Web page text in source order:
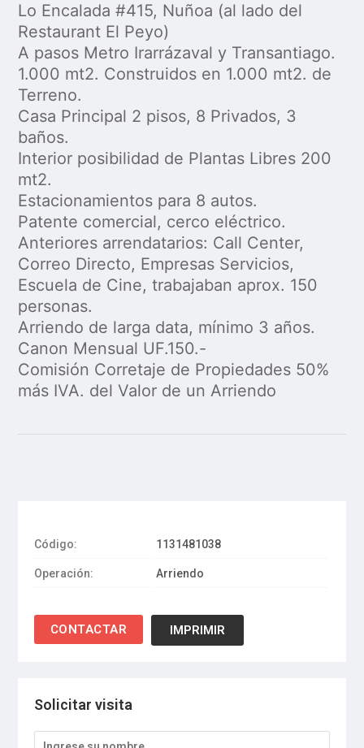
Lo Encalada #415, Nuñoa (al lado del
Restaurant El Peyo)
A pasos Metro Irarrázaval y Transantiago.
1.000 mt2. Construidos en 1.000 mt2. de
Terreno.
Casa Principal 2 pisos, 8 Privados, 3
baños.
Interior posibilidad de Plantas Libres 200
mt2.
Estacionamientos para 8 autos.
Patente comercial, cerco eléctrico.
Anteriores arrendatarios: Call Center,
Correo Directo, Empresas Servicios,
Escuela de Cine, trabajaban aprox. 150
personas.
Arriendo de larga data, mínimo 3 años.
Canon Mensual UF.150.-
Comisión Corretaje de Propiedades 50%
más IVA. del Valor de un Arriendo
Código: 1131481038
Operación: Arriendo
IMPRIMIR
Solicitar visita